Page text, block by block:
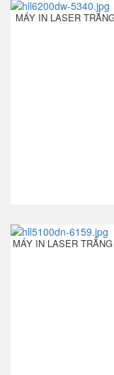
MÁY IN LASER
MÁY IN LASER